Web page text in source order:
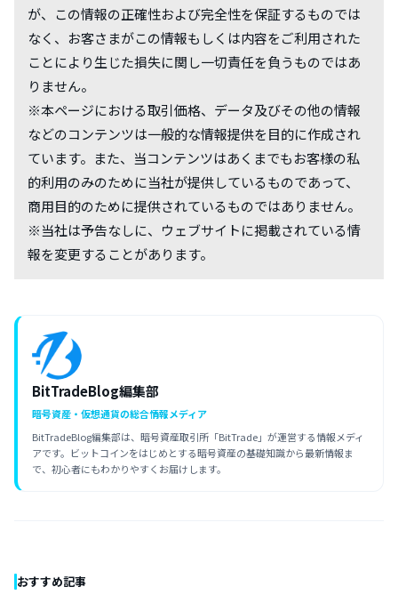
が、この情報の正確性および完全性を保証するものでは
なく、お客さまがこの情報もしくは内容をご利用された
ことにより生じた損失に関し一切責任を負うものではあ
りません。
※本ページにおける取引価格、データ及びその他の情報
などのコンテンツは一般的な情報提供を目的に作成され
ています。また、当コンテンツはあくまでもお客様の私
的利用のみのために当社が提供しているものであって、
商用目的のために提供されているものではありません。
※当社は予告なしに、ウェブサイトに掲載されている情
報を変更することがあります。
BitTradeBlog編集部
暗号資産・仮想通貨の総合情報メディア
BitTradeBlog編集部は、暗号資産取引所「BitTrade」が運営する情報メディ
アです。ビットコインをはじめとする暗号資産の基礎知識から最新情報ま
で、初心者にもわかりやすくお届けします。
おすすめ記事